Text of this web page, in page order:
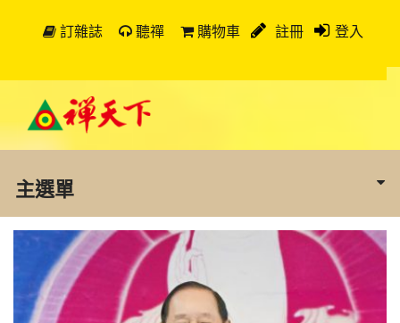
訂雜誌 聽禪 購物車 註冊 登入
主選單